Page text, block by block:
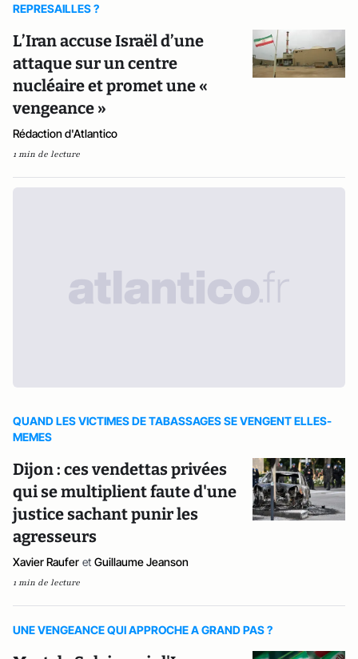
REPRESAILLES ?
L’Iran accuse Israël d’une
attaque sur un centre
nucléaire et promet une «
vengeance »
Rédaction d'Atlantico
1 min de lecture
QUAND LES VICTIMES DE TABASSAGES SE VENGENT ELLES-
MEMES
Dijon : ces vendettas privées
qui se multiplient faute d'une
justice sachant punir les
agresseurs
Xavier Raufer et Guillaume Jeanson
1 min de lecture
UNE VENGEANCE QUI APPROCHE A GRAND PAS ?